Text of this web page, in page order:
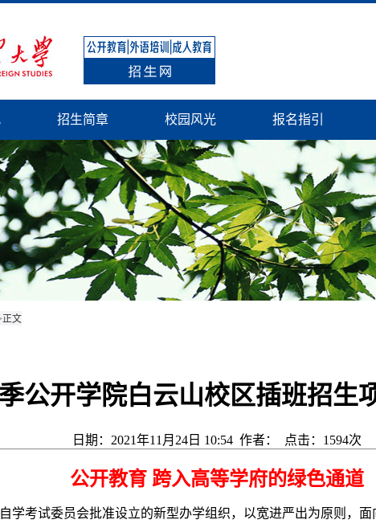
招生简章 校园风光 报名指引
正文
公开学院白云山校区插班招生
日期：2021年11月24日 10:54 作者： 点击： 1594次
公开教育 跨入高等学府的绿色通道
学考试委员会批准设立的新型办学组织，以宽进严出为原则，